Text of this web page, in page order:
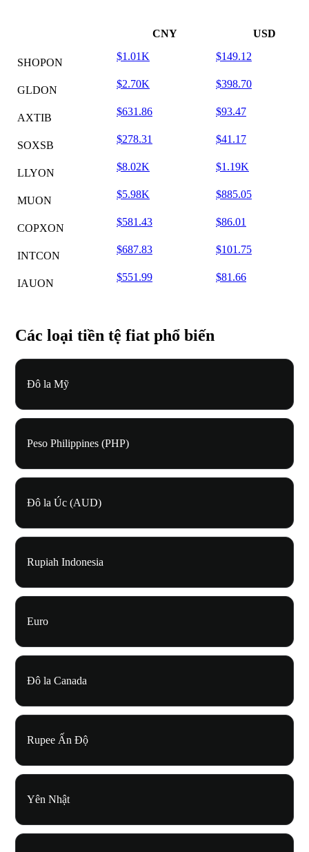
CNY USD
SHOPON
$1.01K $149.12
GLDON
$2.70K $398.70
AXTIB
$631.86 $93.47
SOXSB
$278.31 $41.17
LLYON
$8.02K $1.19K
MUON
$5.98K $885.05
COPXON
$581.43 $86.01
INTCON
$687.83 $101.75
IAUON
$551.99 $81.66
Các loại tiền tệ fiat phổ biến
Đô la Mỹ
Peso Philippines (PHP)
Đô la Úc (AUD)
Rupiah Indonesia
Euro
Đô la Canada
Rupee Ấn Độ
Yên Nhật